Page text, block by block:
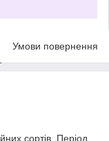
Умови повернення
сортів. Період